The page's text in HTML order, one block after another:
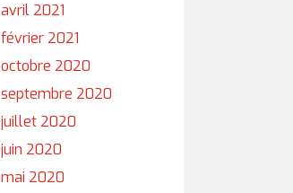
avril 2021
février 2021
octobre 2020
septembre 2020
juillet 2020
juin 2020
mai 2020